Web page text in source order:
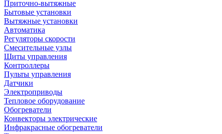
Приточно-вытяжные
Бытовые установки
Вытяжные установки
Автоматика
Регуляторы скорости
Смесительные узлы
Щиты управления
Контроллеры
Пульты управления
Датчики
Электроприводы
Тепловое оборудование
Обогреватели
Конвекторы электрические
Инфракрасные обогреватели